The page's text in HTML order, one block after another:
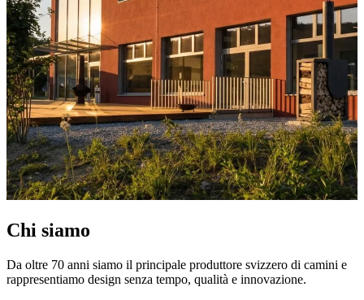
Chi siamo
Da oltre 70 anni siamo il principale produttore svizzero di camini e
rappresentiamo design senza tempo, qualità e innovazione.